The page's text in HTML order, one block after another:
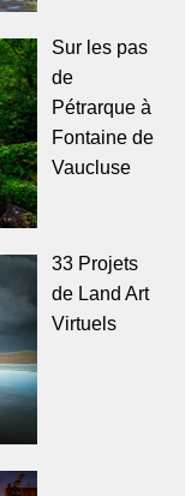
Sur les pas
de
Pétrarque à
Fontaine de
Vaucluse
33 Projets
de Land Art
Virtuels